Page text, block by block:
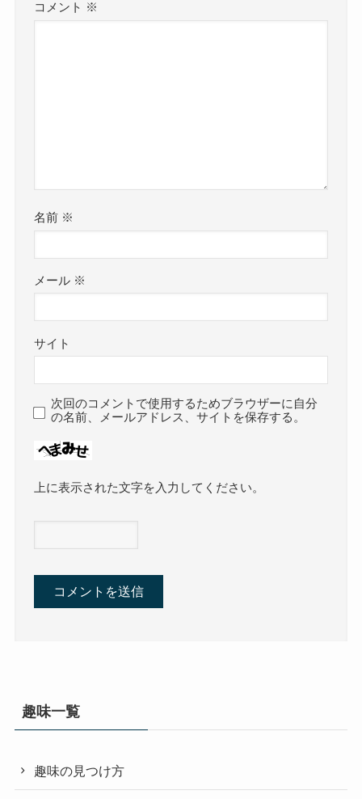
コメント ※
名前 ※
メール ※
サイト
次回のコメントで使用するためブラウザーに自分
の名前、メールアドレス、サイトを保存する。
上に表示された文字を入力してください。
趣味一覧
趣味の見つけ方